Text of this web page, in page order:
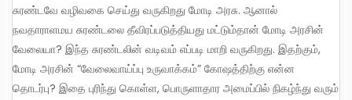
சுரண்டவே வழிவகை செய்து வருகிறது மோடி அரசு. ஆனால்
நவதாராளமய சுரண்டலை தீவிரப்படுத்தியது மட்டும்தான் மோடி அரசின்
வேலையா? இந்த சுரண்டலின் வடிவம் எப்படி மாறி வருகிறது. இதற்கும்,
மோடி அரசின் “வேலைவாய்ப்பு உருவாக்கம்” கோஷத்திற்கு என்ன
தொடர்பு? இதை புரிந்து கொள்ள, பொருளாதார அமைப்பில் நிகழ்ந்து வரும்